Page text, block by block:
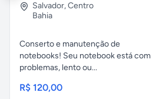
Salvador,Centro
Bahia
Conserto e manutenção de
notebooks! Seu notebook está com
problemas, lento ou...
R$ 120,00